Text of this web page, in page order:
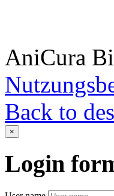
AniCura
Back to
×
Login